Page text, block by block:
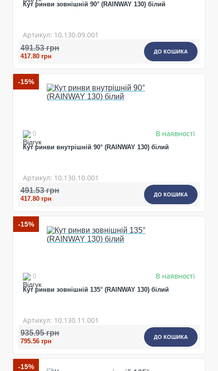
Кут ринви зовнішній 90° (RAINWAY 130) білий
Артикул: 10.130.09.001
491.53 грн
417.80 грн
ДО КОШИКА
-15%
0 В наявності
Кут ринви внутрішній 90° (RAINWAY 130) білий
Артикул: 10.130.10.001
491.53 грн
417.80 грн
ДО КОШИКА
-15%
0 В наявності
Кут ринви зовнішній 135° (RAINWAY 130) білий
Артикул: 10.130.11.001
935.95 грн
795.56 грн
ДО КОШИКА
-15%